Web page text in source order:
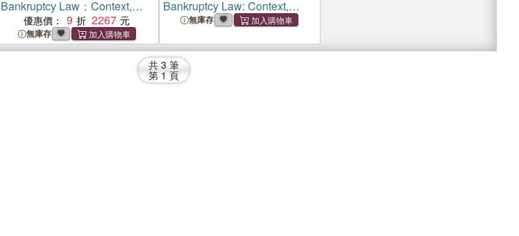
Bankruptcy Law：Context,
Interpretation and Application
優惠價： 9 2267
無庫存
Bankruptcy Law: Context,
Interpretation and Application
無庫存
共 3 筆
第 1 頁